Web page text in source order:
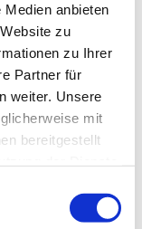
anbieten
zu
zu Ihrer
Partner für
weiter. Unsere
mit
bereitgestellt